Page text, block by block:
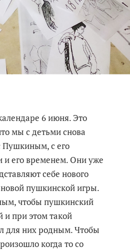
6 июня. Это
мы с детьми снова
Пушкиным, с его
и его временем. Они уже
себе нового
новой пушкинской игры.
чтобы пушкинский
и при этом такой
для них родным. Чтобы
когда то со